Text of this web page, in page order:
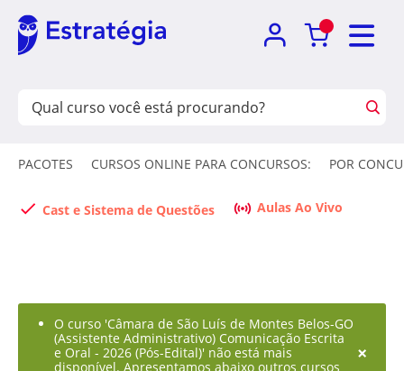
PACOTES CURSOS ONLINE PARA CONCURSOS: POR
Cast e Sistema de Questões Aulas Ao Vivo
O curso 'Câmara de São Luís de Montes Belos-GO
(Assistente Administrativo) Comunicação Escrita
e Oral - 2026 (Pós-Edital)' não está mais
disponível. Apresentamos abaixo outros cursos
×